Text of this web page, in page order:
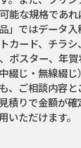
能な規格であ
」ではデータ
カード、チラシ
ポスター、年
綴じ・無線綴
、ご相談内容
積りで金額が
いただけます。